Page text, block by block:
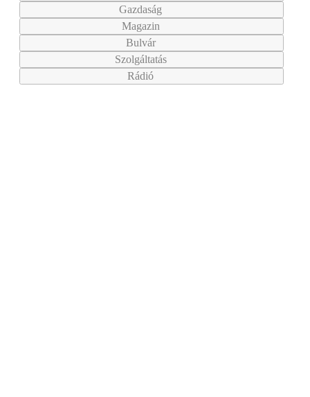
Gazdaság
Magazin
Bulvár
Szolgáltatás
Rádió